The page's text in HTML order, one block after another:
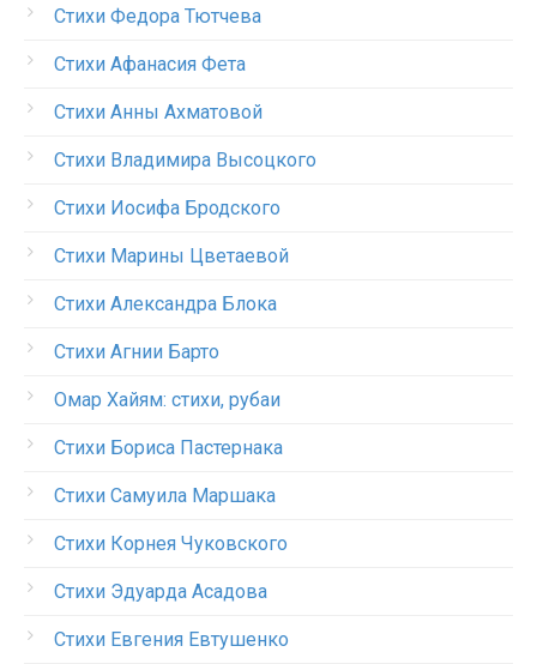
Стихи Федора Тютчева
Стихи Афанасия Фета
Стихи Анны Ахматовой
Стихи Владимира Высоцкого
Стихи Иосифа Бродского
Стихи Марины Цветаевой
Стихи Александра Блока
Стихи Агнии Барто
Омар Хайям: стихи, рубаи
Стихи Бориса Пастернака
Стихи Самуила Маршака
Стихи Корнея Чуковского
Стихи Эдуарда Асадова
Стихи Евгения Евтушенко